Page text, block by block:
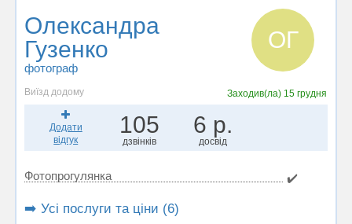
Олександра
Гузенко
фотограф
ОГ
Виїзд додому Заходив(ла) 15 грудня
Додати
відгук
105
дзвінків
6 р.
досвід
Фотопрогулянка ✔️
➡️ Усі послуги та ціни (6)